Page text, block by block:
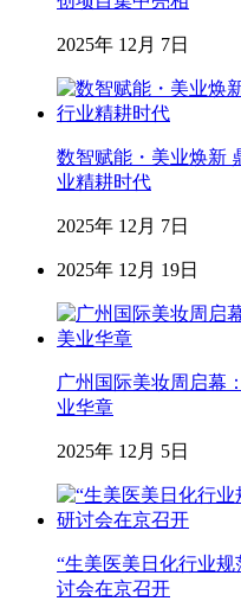
2025年 12月 7日
数智赋能・美业焕新
业精耕时代
2025年 12月 7日
2025年 12月 19日
广州国际美妆周启幕
业华章
2025年 12月 5日
“生美医美日化行业
讨会在京召开